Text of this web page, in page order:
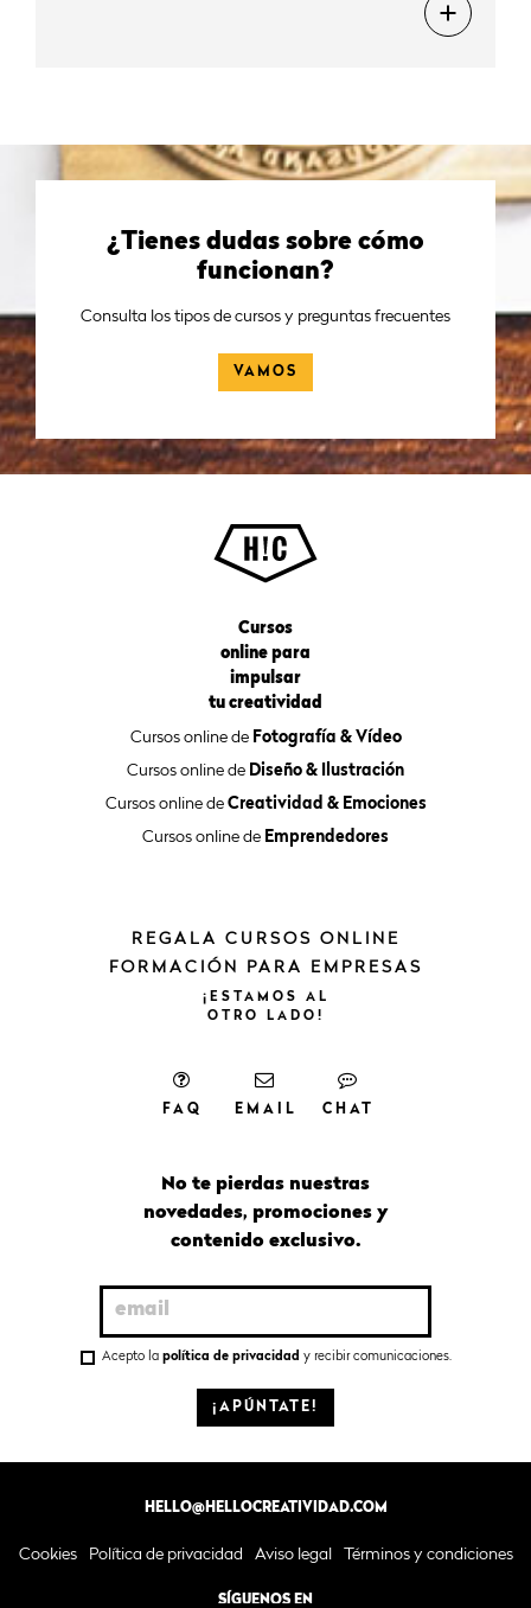
¿Tienes dudas sobre cómo
funcionan?
Consulta los tipos de cursos y preguntas frecuentes
VAMOS
Cursos
online para
impulsar
tu creatividad
Cursos online de Fotografía & Vídeo
Cursos online de Diseño & Ilustración
Cursos online de Creatividad & Emociones
Cursos online de Emprendedores
REGALA CURSOS ONLINE
FORMACIÓN PARA EMPRESAS
No te pierdas nuestras
novedades, promociones y
contenido exclusivo.
Acepto la política de privacidad y recibir comunicaciones.
¡APÚNTATE!
¡ESTAMOS
AL
OTRO
LADO!
FAQ EMAIL CHAT
HELLO@HELLOCREATIVIDAD.COM
Cookies Política de privacidad Aviso legal Términos y condiciones
SÍGUENOS EN